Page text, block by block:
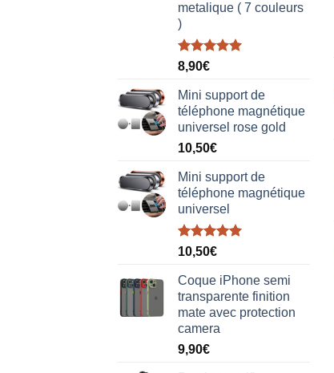
metalique ( 7 couleurs
)
Note5.00
8,90€
Mini support de
téléphone magnétique
universel rose gold
10,50€
Mini support de
téléphone magnétique
universel
Note5.00
10,50€
Coque iPhone semi
transparente finition
mate avec protection
camera
9,90€